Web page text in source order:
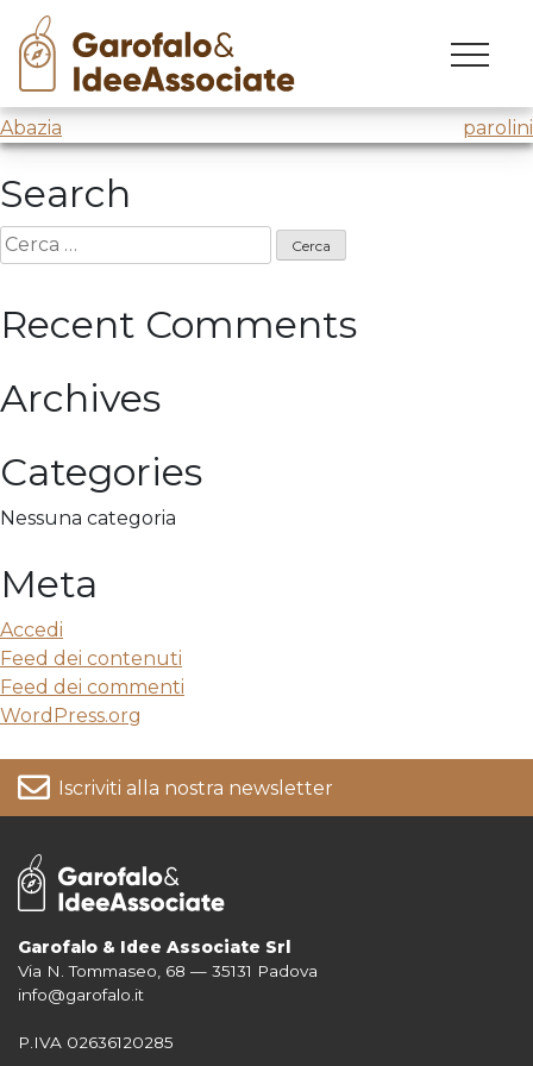
Skip
content
marina militare
Lecture pressoMarina Militare
Navigazione
articoli
Abazia parolini
Search
Ricerca
per:
Recent Comments
Archives
Categories
Nessuna categoria
Meta
Accedi
Feed dei contenuti
Feed dei commenti
WordPress.org
Iscriviti alla nostra newsletter
Per informazioni su come vengono trattati i tuoi dati consulta la nostra
Privacy Policy
Garofalo & Idee Associate Srl
Via N. Tommaseo, 68 — 35131 Padova
info@garofalo.it
P.IVA 02636120285